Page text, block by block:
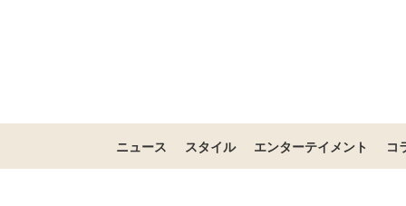
ニュース スタイル エンターテイメント コ